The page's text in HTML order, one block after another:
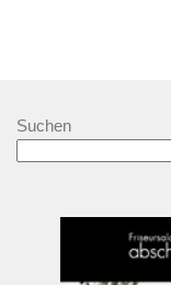
Suchen